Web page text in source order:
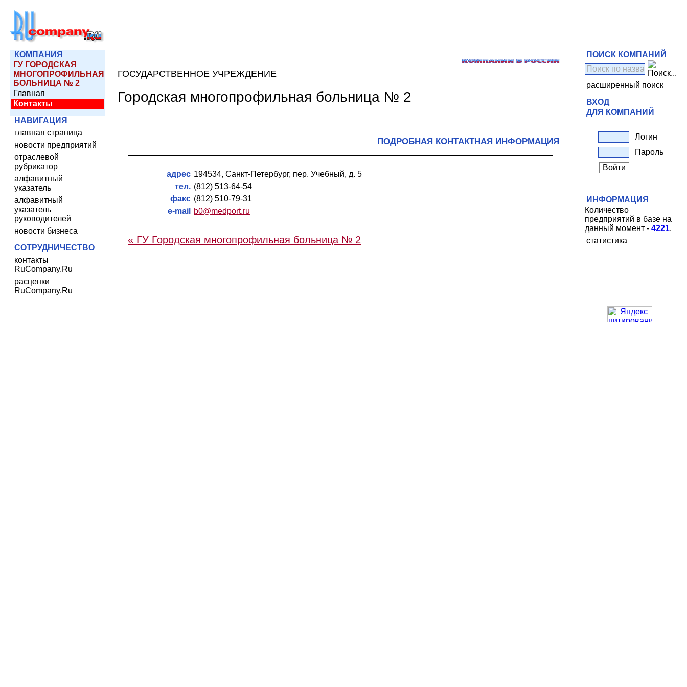
КОМПАНИЯ
ГУ ГОРОДСКАЯ
МНОГОПРОФИЛЬНАЯ
БОЛЬНИЦА № 2
Главная
Контакты
НАВИГАЦИЯ
главная страница
новости предприятий
отраслевой
рубрикатор
алфавитный
указатель
алфавитный
указатель
руководителей
новости бизнеса
СОТРУДНИЧЕСТВО
контакты
RuCompany.Ru
расценки
RuCompany.Ru
ГОСУДАРСТВЕННОЕ УЧРЕЖДЕНИЕ
Городская многопрофильная больница № 2
ПОДРОБНАЯ КОНТАКТНАЯ ИНФОРМАЦИЯ
адрес 194534, Санкт-Петербург, пер. Учебный, д. 5
тел. (812) 513-64-54
факс (812) 510-79-31
e-mail
b0@medport.ru
« ГУ Городская многопрофильная больница № 2
ПОИСК КОМПАНИЙ
расширенный поиск
ВХОД
ДЛЯ КОМПАНИЙ
Логин
Пароль
ИНФОРМАЦИЯ
Количество
предприятий в базе на
данный момент - 4221.
статистика